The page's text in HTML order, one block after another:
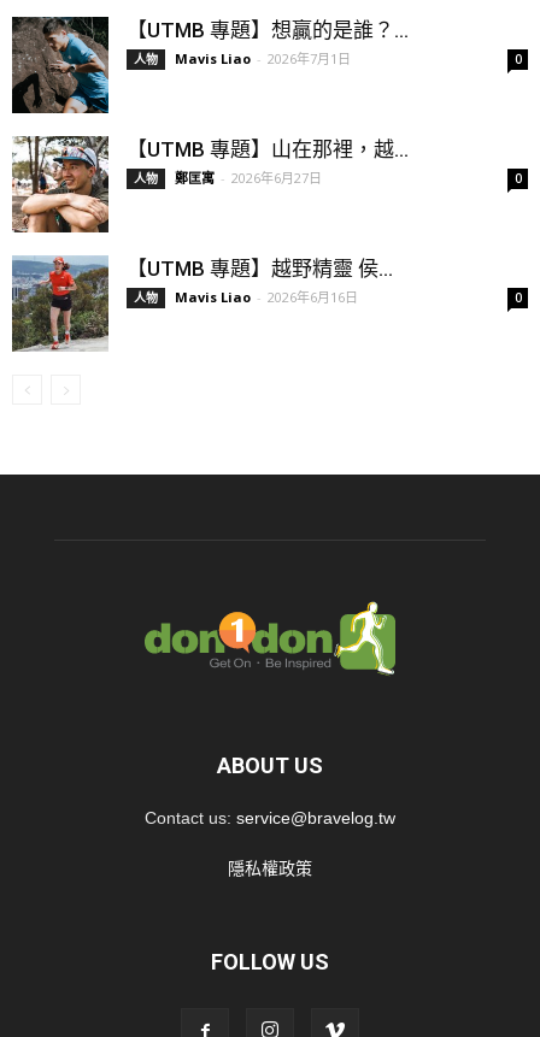
【UTMB 專題】想贏的是誰？...
人物 Mavis Liao - 2026年7月1日 0
【UTMB 專題】山在那裡，越...
人物 鄭匡寓 - 2026年6月27日 0
【UTMB 專題】越野精靈 侯...
人物 Mavis Liao - 2026年6月16日 0
ABOUT US
Contact us: service@bravelog.tw
隱私權政策
FOLLOW US